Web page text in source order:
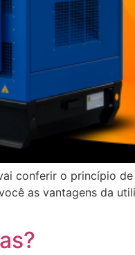
conferir o princípio
as vantagens da